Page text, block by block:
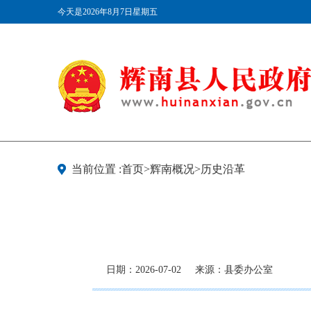
今天是2026年8月7日星期五
当前位置 :首页>辉南概况>历史沿革
日期：2026-07-02 来源：县委办公室